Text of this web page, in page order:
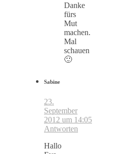
Danke
fürs
Mut
machen.
Mal
schauen
🙂
Sabine
23.
September
2012 um 14:05
Antworten
Hallo